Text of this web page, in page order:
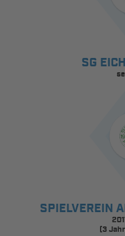
SG
SPIELVEREIN
(3